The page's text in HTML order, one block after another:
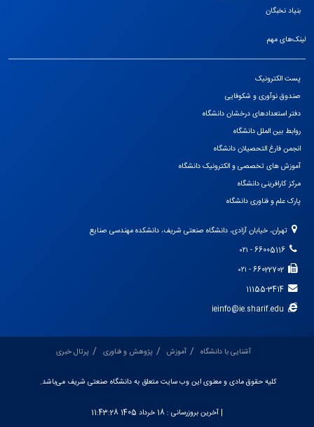
بنیاد نخبگان
لینک‌های مهم
پست الکترونیک
صندوق نوآوری و شکوفایی
دفتر استعدادهای درخشان دانشگاه
روابط بین الملل دانشگاه
انجمن فارغ التحصیلان دانشگاه
آموزش های تخصصی و الکترونیک دانشگاه
مرکز کارافرینی دانشگاه
پارک علم و فناوری دانشگاه
تهران، خیابان آزادی، دانشگاه صنعتی شریف، دانشکده مهندسی صنایع
آشنایی با دانشگاه آموزش پژوهش و فناوری پرتال خبری
کلیه حقوق مادی و معنوی این وب سایت متعلق به دانشگاه صنعتی شریف می‌باشد.
| آخرین بروزرسانی :18 خرداد 1405 11:43:28